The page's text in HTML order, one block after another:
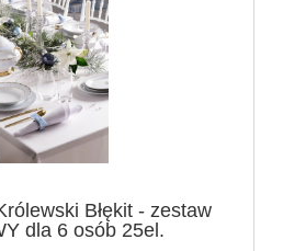
Błękit - zestaw
dla 6 osób 25el.